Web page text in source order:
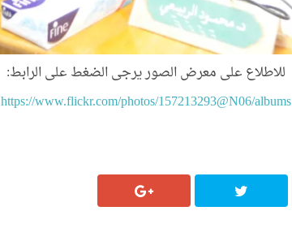
للاطلاع على معرض الصور يرجى الضغط على الرابط:
https://www.flickr.com/photos/157213293@N06/albums